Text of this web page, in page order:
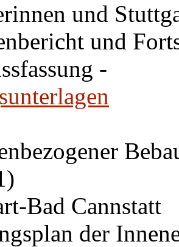
und
und
-
Bad Cannstatt
der